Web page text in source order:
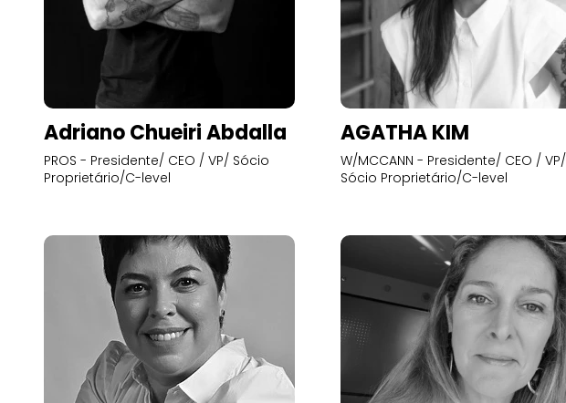
Adriano Chueiri Abdalla
PROS - Presidente/ CEO / VP/ Sócio
Proprietário/C-level
AGATHA KIM
W/MCCANN - Presidente/ CEO / VP/
Sócio Proprietário/C-level